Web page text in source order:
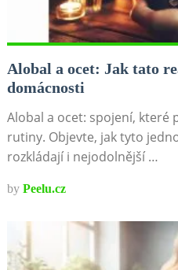
Alobal a ocet: Jak tato
domácnosti
Alobal a ocet: spojení, které
rutiny. Objevte, jak tyto
rozkládají i nejodolnější …
by Peelu.cz